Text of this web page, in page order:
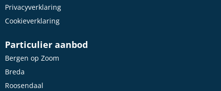
Privacyverklaring
Cookieverklaring
Particulier aanbod
Bergen op Zoom
Breda
Roosendaal